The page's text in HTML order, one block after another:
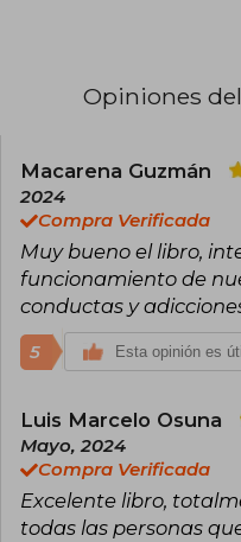
IPADE en
España
felicidad,
depresión y
En 2018 ha
sobre
mundo
Opiniones
Macarena Guzmán
2024
Compra Verificada
Muy bueno el libro,
funcionamiento de
conductas y
5 Esta opinión es
Luis Marcelo Osuna
Mayo, 2024
Compra Verificada
Excelente libro,
todas las personas